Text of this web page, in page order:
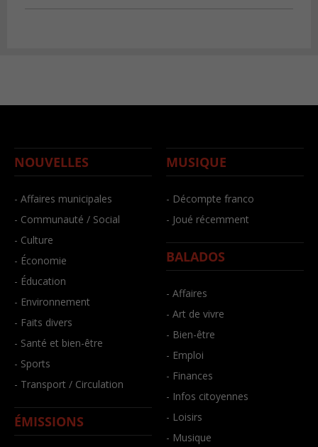
NOUVELLES
- Affaires municipales
- Communauté / Social
- Culture
- Économie
- Éducation
- Environnement
- Faits divers
- Santé et bien-être
- Sports
- Transport / Circulation
ÉMISSIONS
MUSIQUE
- Décompte franco
- Joué récemment
BALADOS
- Affaires
- Art de vivre
- Bien-être
- Emploi
- Finances
- Infos citoyennes
- Loisirs
- Musique